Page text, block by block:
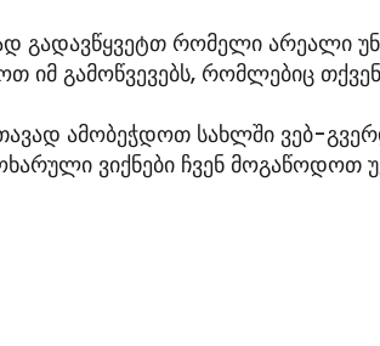
გადავწყვეტთ რომელი არეალი
იმ გამოწვევებს, რომლებიც
ამობეჭდოთ სახლში ვებ-
ვიქნები ჩვენ მოგაწოდოთ